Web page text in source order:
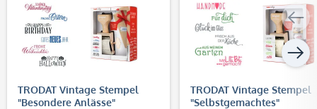
TRODAT Vintage Stempel
"Besondere Anlässe"
TRODAT Vintage Stempel
"Selbstgemachtes"